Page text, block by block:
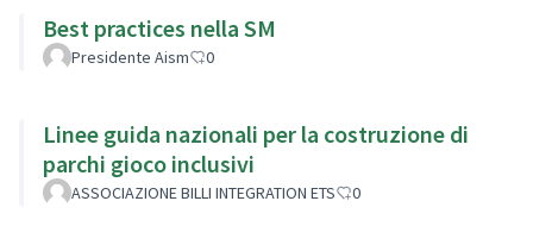
Best practices nella SM
Presidente Aism 0
Linee guida nazionali per la costruzione di
parchi gioco inclusivi
ASSOCIAZIONE BILLI INTEGRATION ETS 0